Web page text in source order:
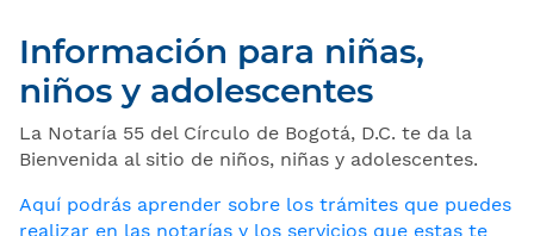
Información para niñas,
niños y adolescentes
La Notaría 55 del Círculo de Bogotá, D.C. te da la
Bienvenida al sitio de niños, niñas y adolescentes.
Aquí podrás aprender sobre los trámites que puedes
realizar en las notarías y los servicios que estas te